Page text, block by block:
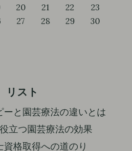
20 21 22
23
27 28 29
30
リスト
ーと園芸療法の違いとは
立つ園芸療法の効果
資格取得への道のり